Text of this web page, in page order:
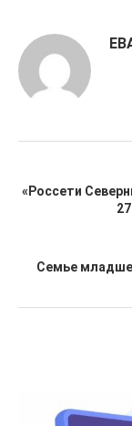
«Россети
Семье